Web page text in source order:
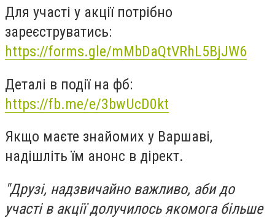
Для участі у акції потрібно
зареєструватись:
https://forms.gle/mMbDaQtVRhL5BjJW6
Деталі в події на фб:
https://fb.me/e/3bwUcD0kt
Якщо маєте знайомих у Варшаві,
надішліть їм анонс в дірект.
"Друзі, надзвичайно важливо, аби до
участі в акції долучилось якомога більше